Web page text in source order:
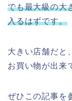
でも最大級の大
入るはずです。
大きい店舗だと
お買い物が出来
ぜひこの記事を